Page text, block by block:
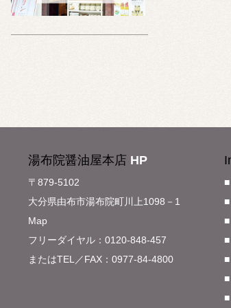
湯布院醤油屋本店 HP
〒879-5102
大分県由布市湯布院町川上1098－1
Map
フリーダイヤル：0120-848-457
またはTEL／FAX：0977-84-4800